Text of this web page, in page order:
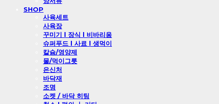
SHOP
사육세트
사육장
꾸미기 l 장식 l 비바리움
슈퍼푸드 l 사료 l 생먹이
칼슘/영양제
물/먹이그릇
은신처
바닥재
조명
소켓 / 바닥 히팅